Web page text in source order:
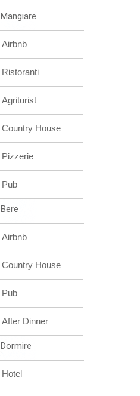
Mangiare
Airbnb
Ristoranti
Agriturist
Country House
Pizzerie
Pub
Bere
Airbnb
Country House
Pub
After Dinner
Dormire
Hotel